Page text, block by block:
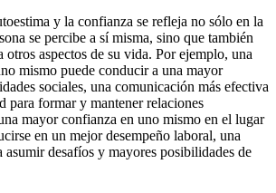
y la confianza se refleja no sólo en la
se percibe a sí misma, sino que también
otros aspectos de su vida. Por ejemplo, una
mismo puede conducir a una mayor
sociales, una comunicación más efectiva
para formar y mantener relaciones
mayor confianza en uno mismo en el lugar
en un mejor desempeño laboral, una
asumir desafíos y mayores posibilidades de